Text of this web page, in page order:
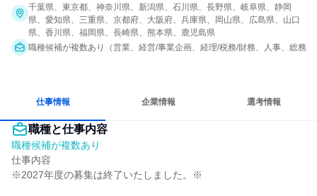
千葉県、東京都、神奈川県、新潟県、石川県、長野県、岐阜県、静岡
県、愛知県、三重県、京都府、大阪府、兵庫県、岡山県、広島県、山口
県、香川県、福岡県、長崎県、熊本県、鹿児島県
職種候補が複数あり（営業、経営/事業企画、経理/税務/財務、人事、総務
仕事情報 企業情報 選考情報
職種と仕事内容
職種候補が複数あり
仕事内容
※2027年度の募集は終了いたしました。※